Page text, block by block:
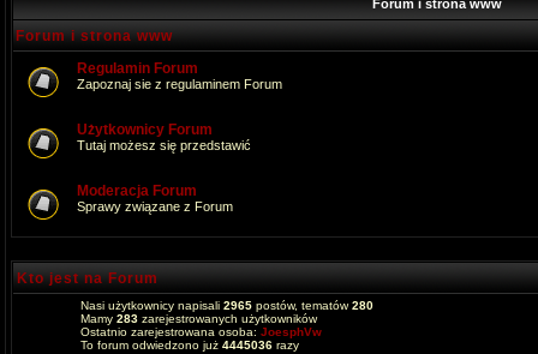
Forum i strona www
Forum i strona www
Regulamin Forum
Zapoznaj sie z regulaminem Forum
Użytkownicy Forum
Tutaj możesz się przedstawić
Moderacja Forum
Sprawy związane z Forum
Kto jest na Forum
Nasi użytkownicy napisali 2965 postów, tematów280
Mamy 283 zarejestrowanych użytkowników
Ostatnio zarejestrowana osoba: JoesphVw
To forum odwiedzono już 4445036 razy